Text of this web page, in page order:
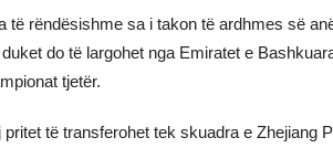
të rëndësishme sa i takon të ardhmes së
do të largohet nga Emiratet e
tjetër.
pritet të transferohet tek skuadra e Zhejiang